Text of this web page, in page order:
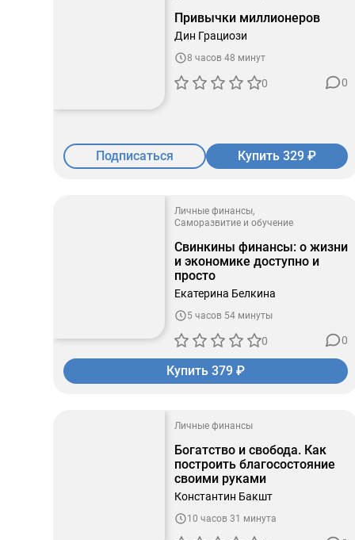
Привычки миллионеров
Дин Грациози
8 часов 48 минут
0 0
Подписаться Купить 329 ₽
Личные финансы
Саморазвитие и обучение
Свинкины финансы: о жизни
и экономике доступно и
просто
Екатерина Белкина
5 часов 54 минуты
0 0
Купить 379 ₽
Личные финансы
Богатство и свобода. Как
построить благосостояние
своими руками
Константин Бакшт
10 часов 31 минута